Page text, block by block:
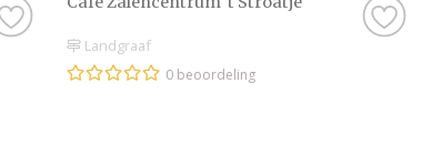
Landgraaf
0 beoordeling